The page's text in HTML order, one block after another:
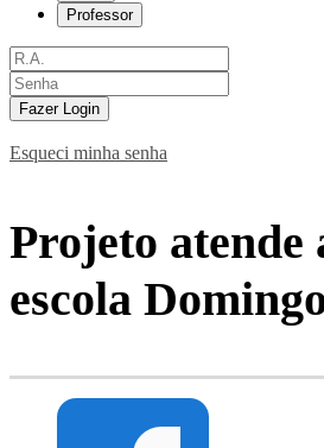
Professor
Fazer Login
Esqueci minha senha
Projeto atende
escola